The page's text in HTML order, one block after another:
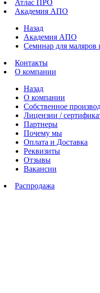
Атлас ПРО
Академия АПО
Назад
Академия АПО
Семинар для маляров
Контакты
О компании
Назад
О компании
Собственное
Лицензии /
Партнеры
Почему мы
Оплата и Доставка
Реквизиты
Отзывы
Вакансии
Распродажа